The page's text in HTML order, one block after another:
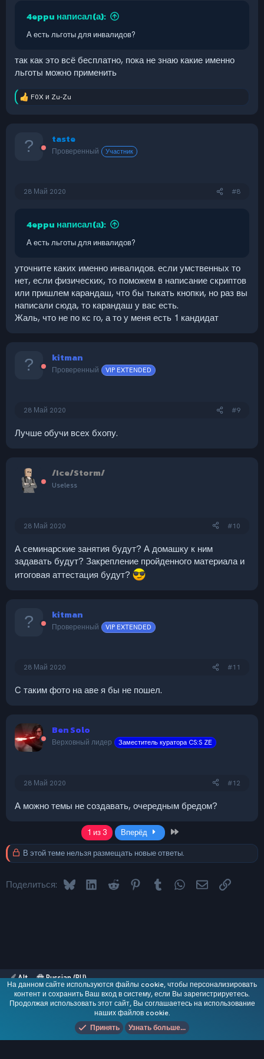
4eppu написал(а):
А есть льготы для инвалидов?
так как это всё бесплатно, пока не знаю какие именно
льготы можно применить
Р
F0Xи Zu-Zu
taste
Проверенный Участник
28 Май 2020 #8
4eppu написал(а):
А есть льготы для инвалидов?
уточните каких именно инвалидов. если умственных то
нет, если физических, то поможем в написание скриптов
или пришлем карандаш, что бы тыкать кнопки, но раз вы
написали сюда, то карандаш у вас есть.
Жаль, что не по кс го, а то у меня есть 1 кандидат
kitman
Проверенный VIP EXTENDED
28 Май 2020 #9
Лучше обучи всех бхопу.
/Ice/Storm/
Useless
28 Май 2020 #10
А семинарские занятия будут? А домашку к ним
задавать будут? Закрепление пройденного материала и
итоговая аттестация будут?
kitman
Проверенный VIP EXTENDED
28 Май 2020 #11
C таким фото на аве я бы не пошел.
Ben Solo
Верховный лидер Заместитель куратора CS:S ZE
28 Май 2020 #12
А можно темы не создавать, очередным бредом?
1 из 3 Вперёд
В этой теме нельзя размещать новые ответы.
Поделиться: Bluesky LinkedInReddit PinterestTumblr WhatsApp
Электронная
Ссылка
Alt
Russian (RU)
Обратная связь
Условия и правила
Политика конфиденциальности
Помощь
R
S
Add-ons by TeslaCloud ☁️
Локализация от xenForo.Info®
На данном сайте используются файлы cookie, чтобы персонализировать
контент и сохранить Ваш вход в систему, если Вы зарегистрируетесь.
Продолжая использовать этот сайт, Вы соглашаетесь на использование
наших файлов cookie.
Принять Узнать больше...